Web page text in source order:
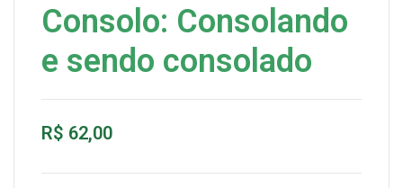
Consolo: Consolando
e sendo consolado
R$ 62,00